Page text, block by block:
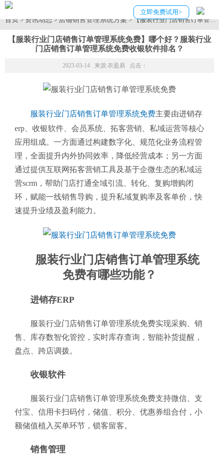
立即免费试用>
首页>资讯动态>店铺销售管理系统方案> 【服装行业门店销售订单管理
【服装行业门店销售订单管理系统免费】哪个好？服装行业
门店销售订单管理系统免费收银软件排名？
2023-03-14 来源:衣盈易 点击：
服装行业门店销售订单管理系统免费主要由进销存
erp、收银软件、会员系统、拓客营销、私域运营等核心
应用组成。一方面通过构建数字化、规范化业务流程管
理，全面提升内外协同效率，降低经营成本；另一方面
通过提供互联网拓客营销工具及基于企微生态的私域运
营scrm，帮助门店打通全域引流、转化、复购增购闭
环，赋能一线销售导购，提升私域复购率及客单价，快
速提升业绩及盈利能力。
服装行业门店销售订单管理系统
免费有哪些功能？
进销存ERP
服装行业门店销售订单管理系统免费实现采购、销
售、库存数智化管控，实时库存查询，智能补货提醒，
盘点、跨店调拨。
收银软件
服装行业门店销售订单管理系统免费支持微信、支
付宝、信用卡扫码付，储值、积分、优惠券组合付，小
额储值植入买单环节，锁客留客。
销售管理